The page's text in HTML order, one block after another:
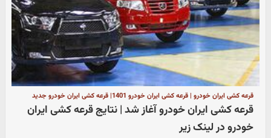
قرعه کشی ایران خودرو | قرعه کشی ایران خودرو 1401| قرعه کشی ایران خودرو جدید
قرعه کشی ایران خودرو آغاز شد | نتایج قرعه کشی ایران
خودرو در لینک زیر